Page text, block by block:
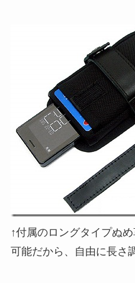
↑付属のロングタイプぬ
可能だから、自由に長さ